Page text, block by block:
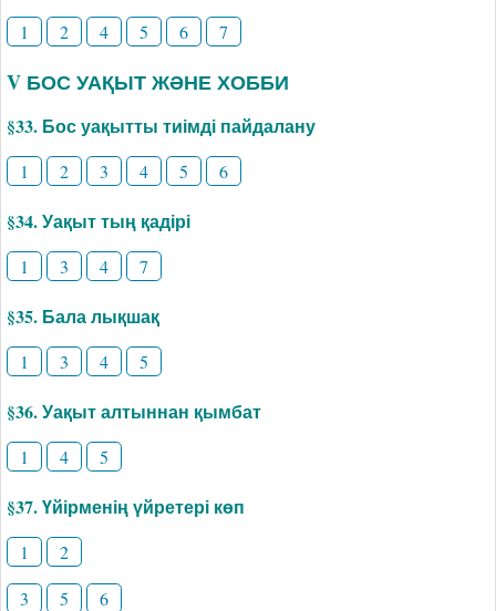
1 2 4 5 6 7
V БОС УАҚЫТ ЖӘНЕ ХОББИ
§33. Бос уақытты тиімді пайдалану
1 2 3 4 5 6
§34. Уақыт тың қадірі
1 3 4 7
§35. Бала лықшақ
1 3 4 5
§36. Уақыт алтыннан қымбат
1 4 5
§37. Үйірменің үйретері көп
1
2
3
5 6